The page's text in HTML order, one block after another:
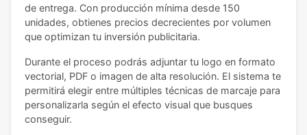
de entrega. Con producción mínima desde 150
unidades, obtienes precios decrecientes por volumen
que optimizan tu inversión publicitaria.
Durante el proceso podrás adjuntar tu logo en formato
vectorial, PDF o imagen de alta resolución. El sistema te
permitirá elegir entre múltiples técnicas de marcaje para
personalizarla según el efecto visual que busques
conseguir.